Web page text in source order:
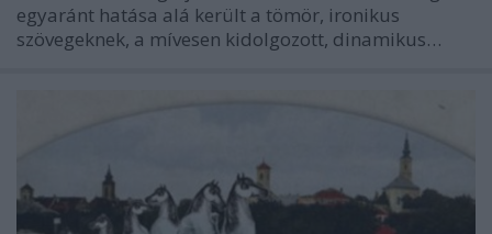
egyaránt hatása alá került a tömör, ironikus
szövegeknek, a mívesen kidolgozott, dinamikus…